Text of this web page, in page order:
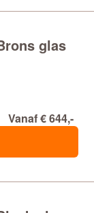
glas
Vanaf € 644,-